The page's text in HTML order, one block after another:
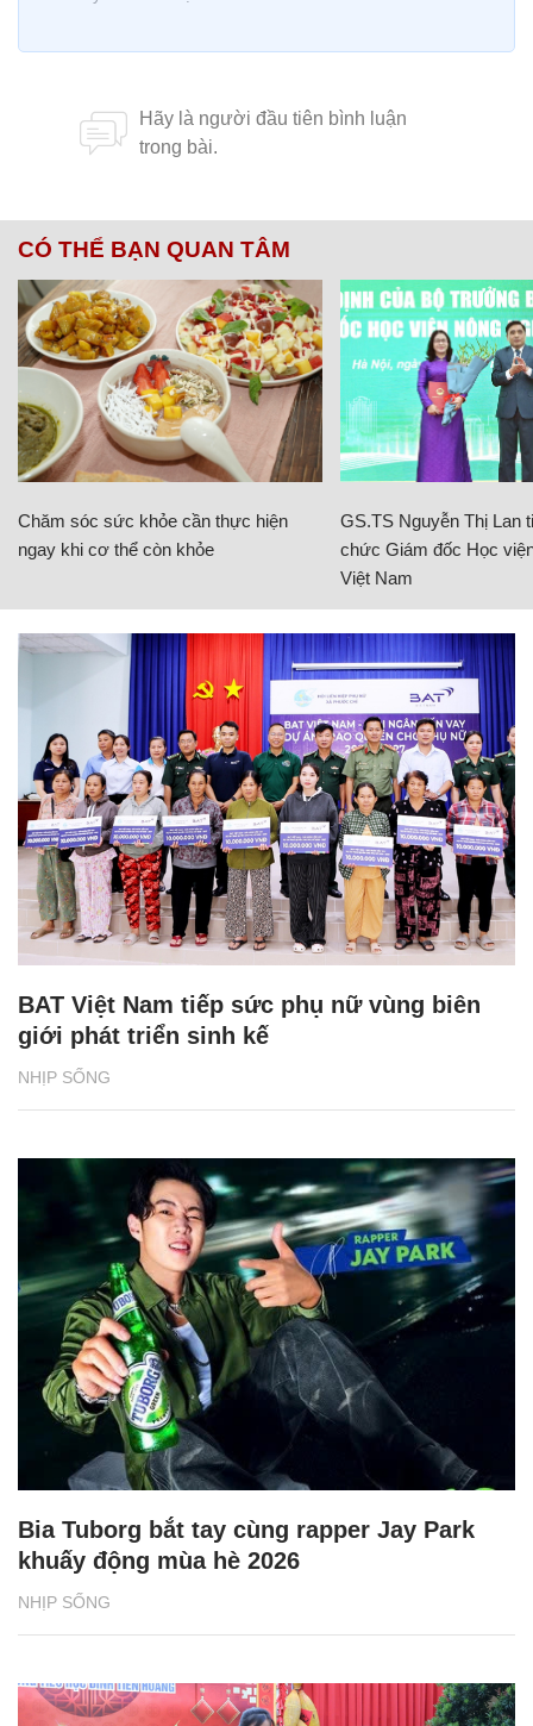
CÓ THỂ BẠN QUAN TÂM
Chăm sóc sức khỏe cần thực hiện
ngay khi cơ thể còn khỏe
GS.TS Nguyễn Thị Lan
chức Giám đốc Học
Việt Nam
NHỊP SỐNG
BAT Việt Nam tiếp sức phụ nữ vùng biên
giới phát triển sinh kế
NHỊP SỐNG
Bia Tuborg bắt tay cùng rapper Jay Park
khuấy động mùa hè 2026